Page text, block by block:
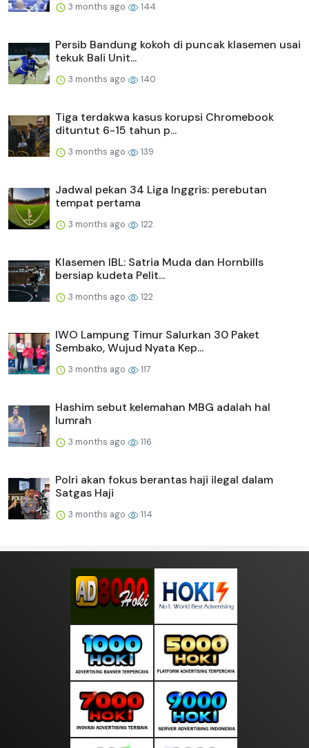
3 months ago 144
Persib Bandung kokoh di puncak klasemen usai
tekuk Bali Unit...
3 months ago 140
Tiga terdakwa kasus korupsi Chromebook
dituntut 6-15 tahun p...
3 months ago 139
Jadwal pekan 34 Liga Inggris: perebutan
tempat pertama
3 months ago 122
Klasemen IBL: Satria Muda dan Hornbills
bersiap kudeta Pelit...
3 months ago 122
IWO Lampung Timur Salurkan 30 Paket
Sembako, Wujud Nyata Kep...
3 months ago 117
Hashim sebut kelemahan MBG adalah hal
lumrah
3 months ago 116
Polri akan fokus berantas haji ilegal dalam
Satgas Haji
3 months ago 114